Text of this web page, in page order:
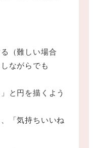
（難しい場合
ながらでも
と円を描くよう
「気持ちいいね